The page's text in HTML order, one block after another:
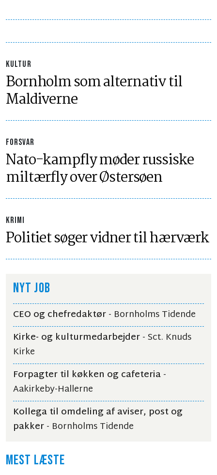
KULTUR
Bornholm som alternativ til
Maldiverne
FORSVAR
Nato-kampfly møder russiske
miltærfly over Østersøen
KRIMI
Politiet søger vidner til hærværk
NYT JOB
CEO og chefredaktør- Bornholms Tidende
Kirke- og kulturmedarbejder- Sct. Knuds
Kirke
Forpagter til køkken og cafeteria-
Aakirkeby-Hallerne
Kollega til omdeling af aviser, post og
pakker- Bornholms Tidende
MEST LÆSTE